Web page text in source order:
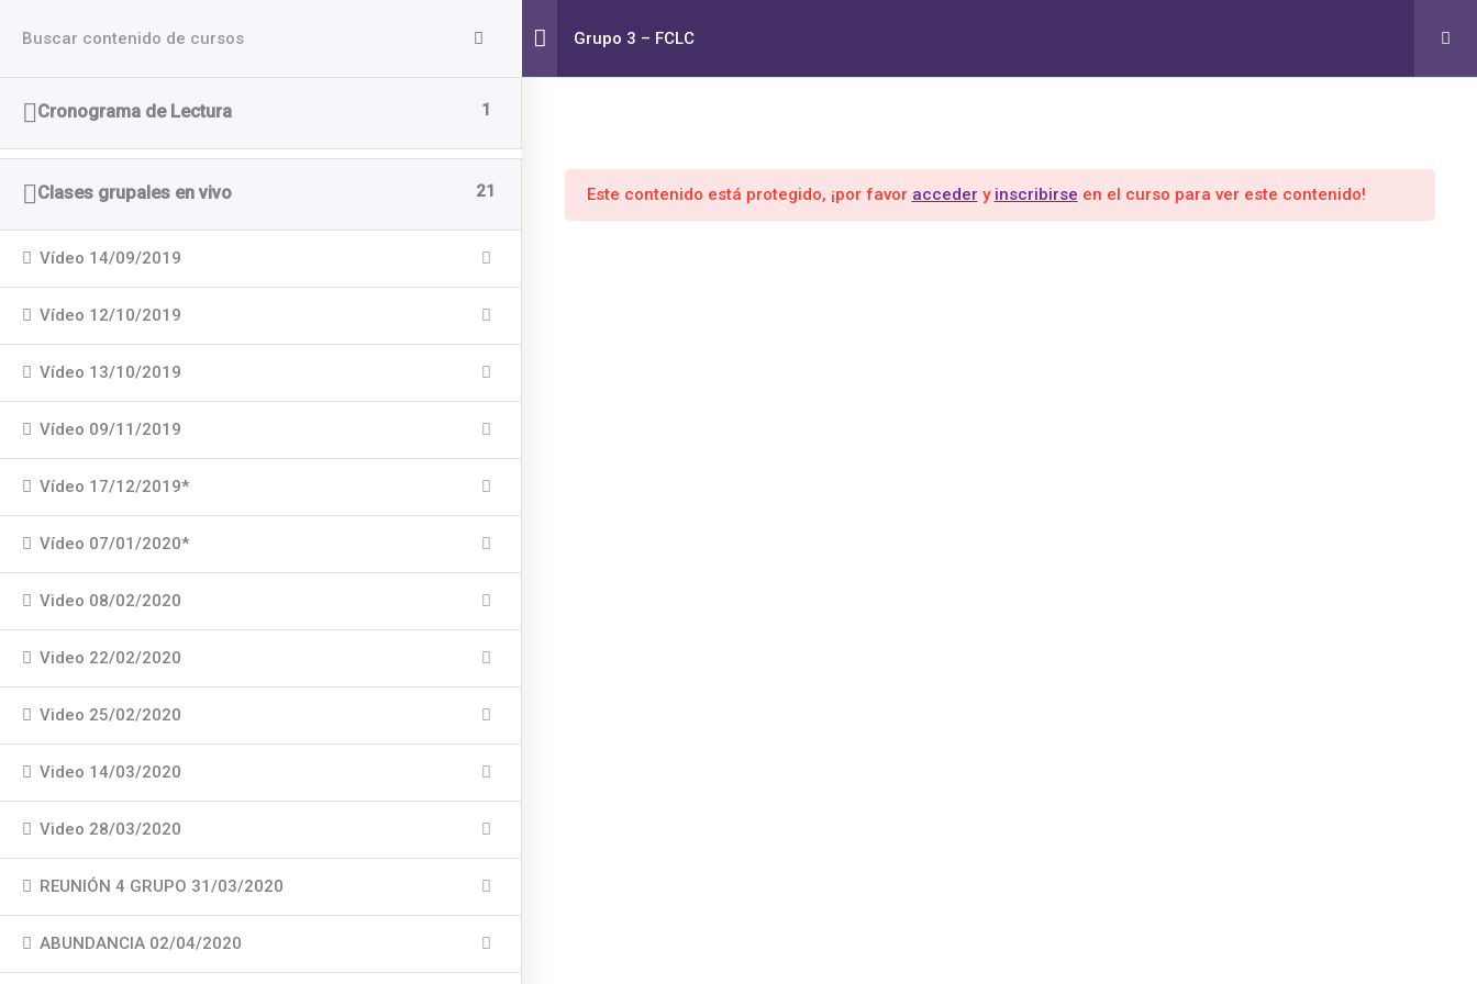
contenido
Escuela Punto Cero -
Aula Online
EMPRENDEDORES BAGUÉS
Grupo 365 Días
Inicio Cursos Grupos de la Formación
Grupo 3 – FCLC
Cronograma de Lectura 1
Clases grupales en vivo 21
Vídeo 14/09/2019
Vídeo 12/10/2019
Vídeo 13/10/2019
Vídeo 09/11/2019
Vídeo 17/12/2019*
Vídeo 07/01/2020*
Video 08/02/2020
Video 22/02/2020
Video 25/02/2020
Video 14/03/2020
Video 28/03/2020
REUNIÓN 4 GRUPO 31/03/2020
ABUNDANCIA 02/04/2020
Este contenido está protegido, ¡por favor acceder y inscribirse en el curso para ver este contenido!